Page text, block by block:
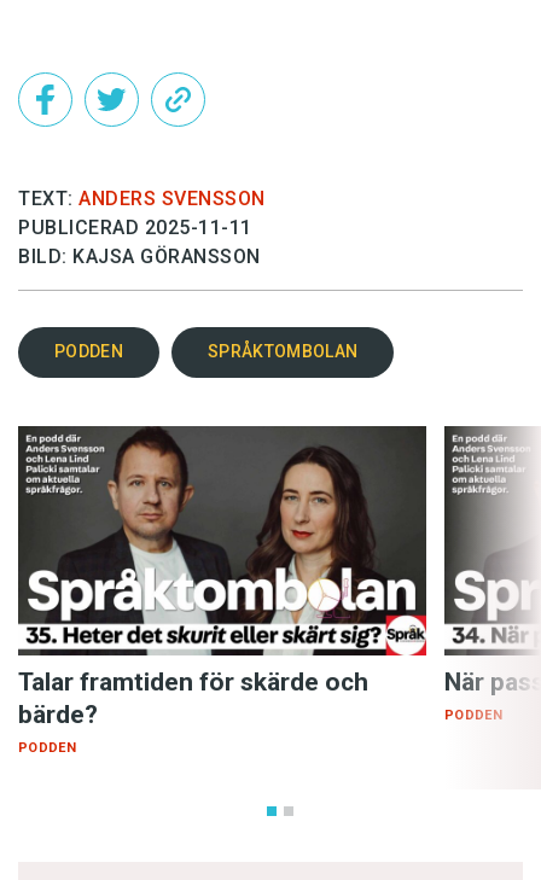
Det här innehållet kräver att du accepterar cookies.
TEXT: ANDERS SVENSSON
PUBLICERAD 2025-11-11
BILD: KAJSA GÖRANSSON
PODDEN SPRÅKTOMBOLAN
Talar framtiden för skärde och
bärde?
PODDEN
När
PODDEN